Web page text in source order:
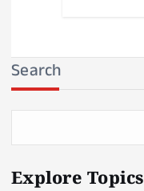
Search
Explore Topics